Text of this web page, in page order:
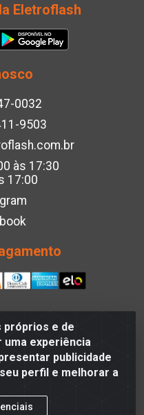
próprios e de
experiência
publicidade
perfil e melhorar a
Eletroflash
0032
9503
às 17:30
17:00
202 - Afogados,
CNPJ 05.012.582/0001-